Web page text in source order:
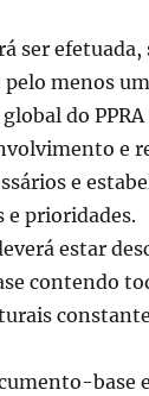
ser
pelo menos
do
e
e
e prioridades.
estar
contendo
base